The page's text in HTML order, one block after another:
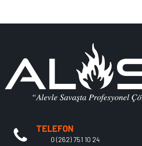
TELEFON
0 (262) 751 10 24